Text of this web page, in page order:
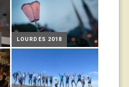
LOURDES 2018